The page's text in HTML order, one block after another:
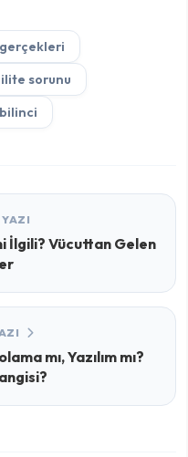
sorunu
İlgili? Vücuttan Gelen
mı, Yazılım mı?